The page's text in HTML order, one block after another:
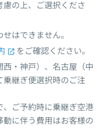
の上、ご選択くださ
はできません。
をご確認ください。
西・神戸）、名古屋（中
継ぎ便選択時のご注
、ご予約時に乗継ぎ空港
に伴う費用はお客様の